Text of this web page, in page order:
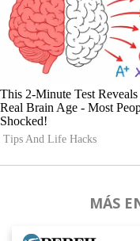
MÁS